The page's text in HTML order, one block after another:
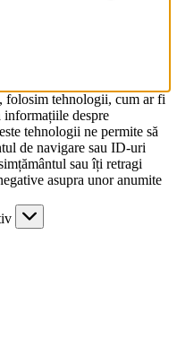
folosim tehnologii, cum ar fi
informațiile despre
tehnologii ne permite să
de navigare sau ID-uri
sau îți retragi
asupra unor anumite